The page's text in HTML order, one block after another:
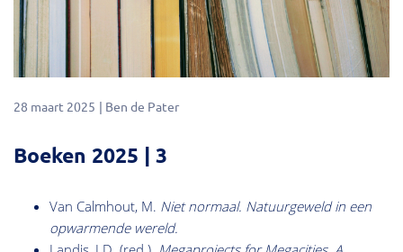
28 maart 2025 Ben de Pater
Boeken 2025 | 3
Van Calmhout, M. Niet normaal. Natuurgeweld in een
opwarmende wereld.